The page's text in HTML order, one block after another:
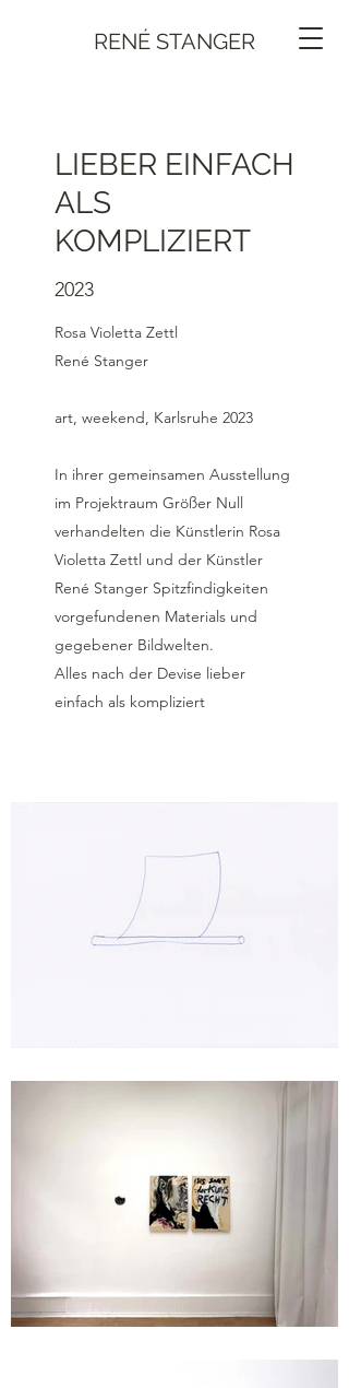
RENÉ STANGER
LIEBER EINFACH
ALS
KOMPLIZIERT
2023
Rosa Violetta Zettl
René Stanger
art, weekend, Karlsruhe 2023
In ihrer gemeinsamen Ausstellung
im Projektraum Größer Null
verhandelten die Künstlerin Rosa
Violetta Zettl und der Künstler
René Stanger Spitzfindigkeiten
vorgefundenen Materials und
gegebener Bildwelten.
Alles nach der Devise lieber
einfach als kompliziert